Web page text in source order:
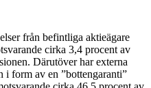
från befintliga aktieägare
cirka 3,4 procent av
Därutöver har externa
i form av en ”bottengaranti”